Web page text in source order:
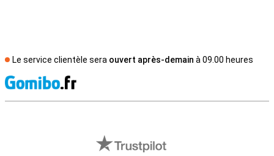
Le service clientèle sera ouvert après-demain à 09.00 heures